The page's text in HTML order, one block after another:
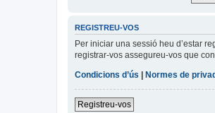
REGISTREU-VOS
Per iniciar una sessió heu d’estar
registrar-vos assegureu-vos que
Condicions d’ús
Normes de
Registreu-vos